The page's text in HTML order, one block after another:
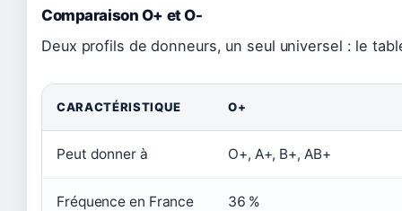
Comparaison O+ et O-
Deux profils de donneurs, un seul universel : le
CARACTÉRISTIQUE O+
Peut donner à O+, A+, B+, AB+
Fréquence en France 36 %